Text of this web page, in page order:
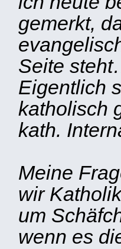
gemerkt,
Seite
Eigentlich
katholisch
kath.
Meine
wir
um
wenn es